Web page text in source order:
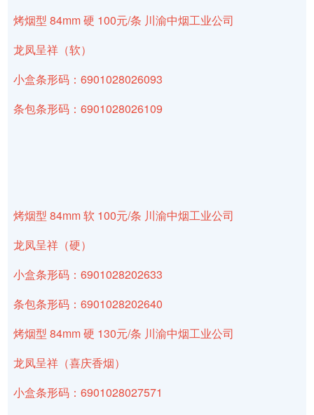
烤烟型 84mm 硬 100元/条 川渝中烟工业公司
龙凤呈祥（软）
小盒条形码：6901028026093
条包条形码：6901028026109
烤烟型 84mm 软 100元/条 川渝中烟工业公司
龙凤呈祥（硬）
小盒条形码：6901028202633
条包条形码：6901028202640
烤烟型 84mm 硬 130元/条 川渝中烟工业公司
龙凤呈祥（喜庆香烟）
小盒条形码：6901028027571